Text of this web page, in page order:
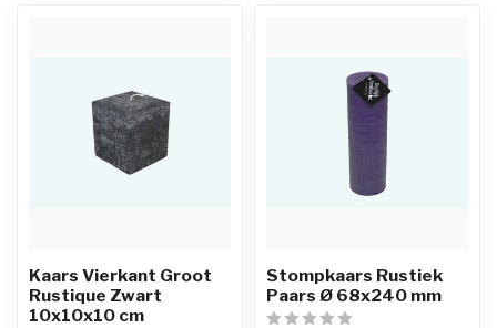
Kaars Vierkant Groot
Rustique Zwart
10x10x10 cm
Stompkaars Rustiek
Paars Ø 68x240 mm